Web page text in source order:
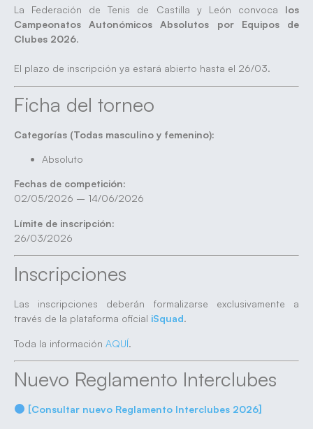
La Federación de Tenis de Castilla y León convoca los
Campeonatos Autonómicos Absolutos por Equipos de
Clubes 2026.
El plazo de inscripción ya estará abierto hasta el 26/03.
Ficha del torneo
Categorías (Todas masculino y femenino):
Absoluto
Fechas de competición:
02/05/2026 – 14/06/2026
Límite de inscripción:
26/03/2026
Inscripciones
Las inscripciones deberán formalizarse exclusivamente a
través de la plataforma oficial iSquad.
Toda la información AQUÍ.
Nuevo Reglamento Interclubes
[Consultar nuevo Reglamento Interclubes 2026]